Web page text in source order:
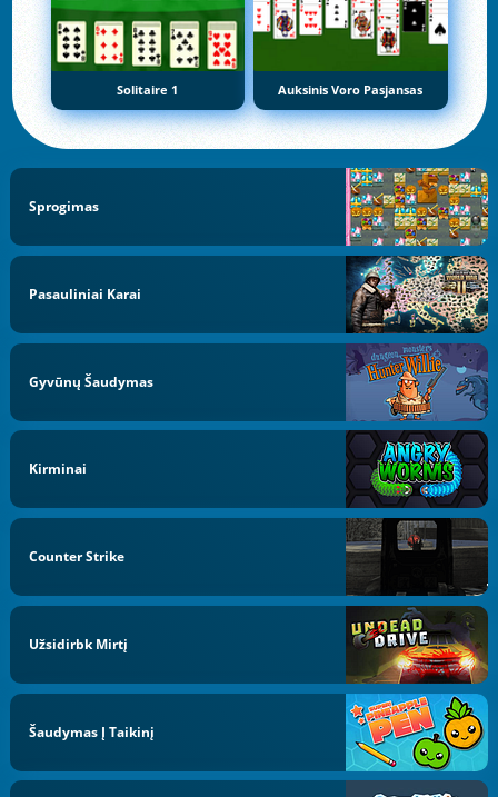
Solitaire 1 Auksinis Voro Pasjansas
Sprogimas
Pasauliniai Karai
Gyvūnų Šaudymas
Kirminai
Counter Strike
Užsidirbk Mirtį
Šaudymas Į Taikinį